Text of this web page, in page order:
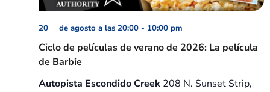
Ciclo de películas de verano de 2026: La película
de Barbie
20 de agosto a las 20:00 - 10:00 pm
Autopista Escondido Creek 208 N. Sunset Strip,